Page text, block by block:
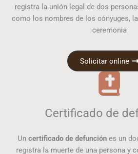
registra la unión legal de dos
como los nombres de los cónyuges,
ceremonia
Solicitar online
Certificado de
Un certificado de defunciónes un
registra la muerte de una persona y